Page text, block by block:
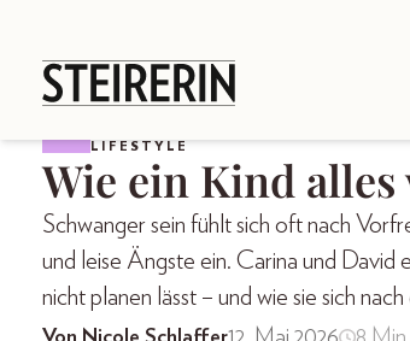
LIFESTYLE
Wie ein Kind
Schwanger sein fühlt sich oft nach
und leise Ängste ein. Carina und David
nicht planen lässt – und wie sie sich